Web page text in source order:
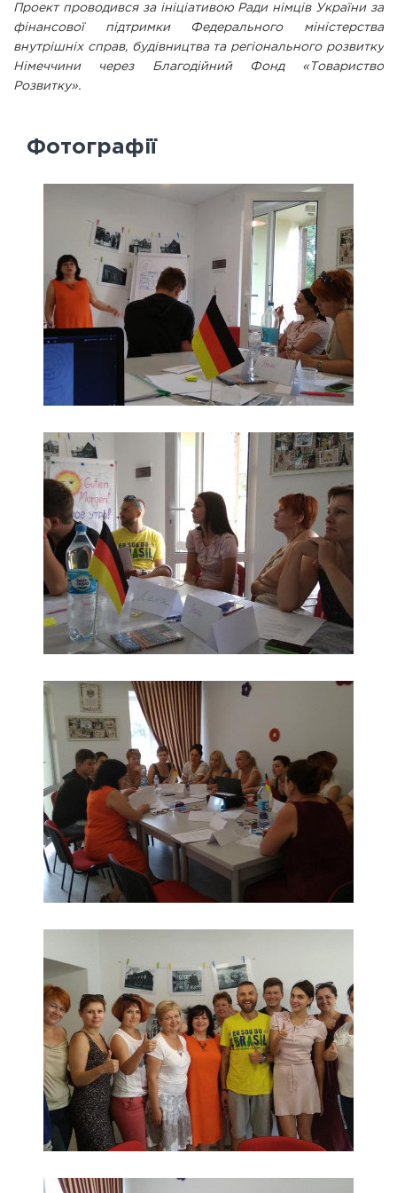
Проект проводився за ініціативою Ради німців України за
фінансової підтримки Федерального міністерства
внутрішніх справ, будівництва та регіонального розвитку
Німеччини через Благодійний Фонд «Товариство
Розвитку».
Фотографії